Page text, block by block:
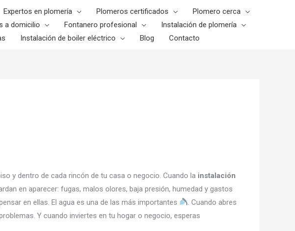
Expertos en plomería Plomeros certificados
Plomero cerca
a domicilio Fontanero profesional
Instalación de plomería
Instalación de boiler eléctrico Blog Contacto
y dentro de cada rincón de tu casa o negocio. Cuando la instalación
en aparecer: fugas, malos olores, baja presión, humedad y gastos
en ellas. El agua es una de las más importantes
. Cuando abres
Y cuando inviertes en tu hogar o negocio, esperas